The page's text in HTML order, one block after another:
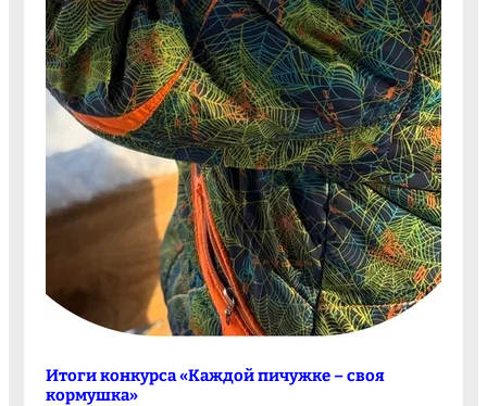
Итоги конкурса «Каждой пичужке – своя
кормушка»